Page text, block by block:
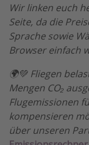
Wir linken euch
Seite, da die
Sprache sowie
Browser einfach
🌍💚 Fliegen
Mengen CO₂
Flugemissionen
kompensieren
über unseren